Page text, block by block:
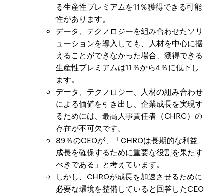
る生産性プレミアムを11％獲得できる可能
性があります。
データ、テクノロジーを組み合わせたソリ
ューションを導入しても、人材を中心に据
えることができなかった場合、獲得できる
生産性プレミアムは11％から4％に低下し
ます。
データ、テクノロジー、人材の組み合わせ
による価値を引き出し、企業成長を実現す
るためには、最高人事責任者（CHRO）の
存在が不可欠です。
89％のCEOが、「CHROは長期的な利益
成長を確保するために重要な役割を果たす
べきである」と考えています。
しかし、CHROが成長を加速させるために
必要な環境を整備していると回答したCEO